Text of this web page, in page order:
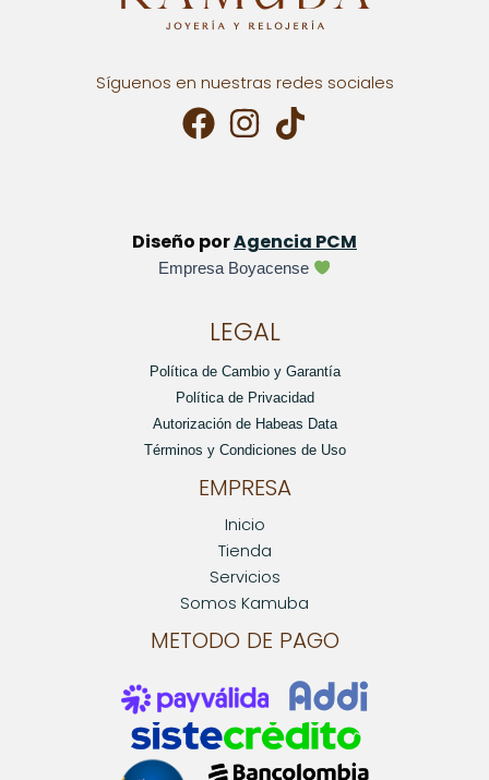
Síguenos en nuestras redes sociales
Diseño porAgencia PCM
Empresa Boyacense
LEGAL
Política de Cambio y Garantía
Política de Privacidad
Autorización de Habeas Data
Términos y Condiciones de Uso
EMPRESA
Inicio
Tienda
Servicios
Somos Kamuba
METODO DE PAGO